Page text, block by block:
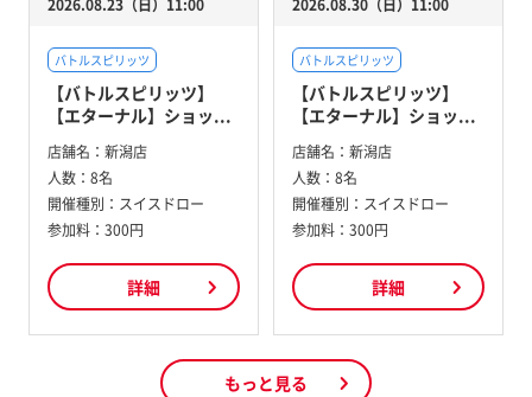
2026.08.23（日）11:00
バトルスピリッツ
【バトルスピリッツ】
【エターナル】ショッ...
店舗名： 新潟店
人数： 8名
開催種別： スイスドロー
参加料： 300円
詳細
2026.08.30（日）11:00
バトルスピリッツ
【バトルスピリッツ】
【エターナル】ショッ...
店舗名： 新潟店
人数： 8名
開催種別： スイスドロー
参加料： 300円
詳細
もっと見る